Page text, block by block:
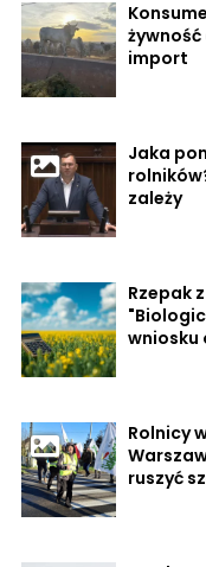
import
Jaka
zależy
Rzepak
wniosku
Rolnicy
ruszyć